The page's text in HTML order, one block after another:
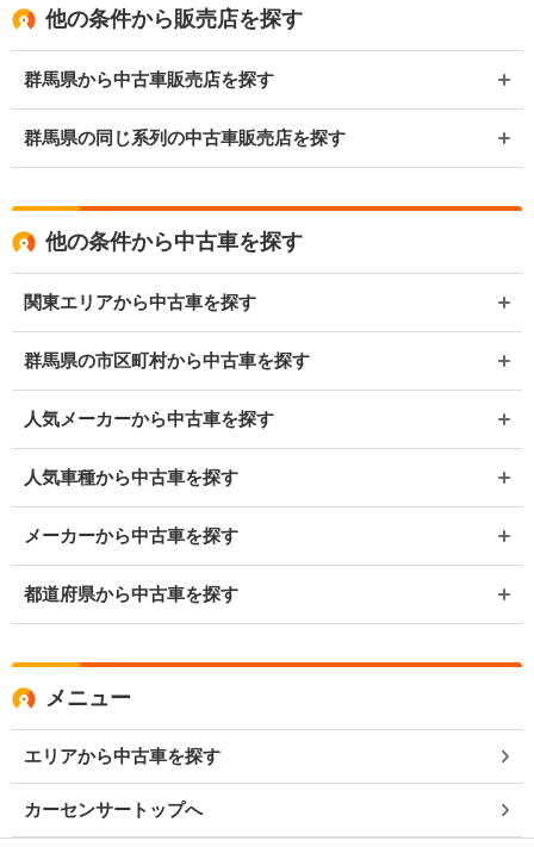
他の条件から販売店を探す
群馬県から中古車販売店を探す
群馬県の同じ系列の中古車販売店を探す
他の条件から中古車を探す
関東エリアから中古車を探す
群馬県の市区町村から中古車を探す
人気メーカーから中古車を探す
人気車種から中古車を探す
メーカーから中古車を探す
都道府県から中古車を探す
メニュー
エリアから中古車を探す
カーセンサートップへ